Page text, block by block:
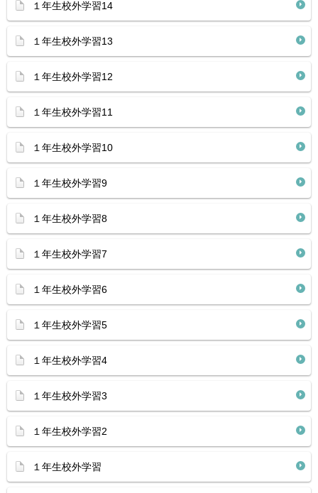
１年生校外学習14
１年生校外学習13
１年生校外学習12
１年生校外学習11
１年生校外学習10
１年生校外学習9
１年生校外学習8
１年生校外学習7
１年生校外学習6
１年生校外学習5
１年生校外学習4
１年生校外学習3
１年生校外学習2
１年生校外学習